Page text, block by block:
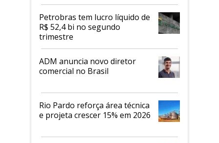
alimentos proteicos
Petrobras tem lucro líquido de
R$ 52,4 bi no segundo
trimestre
ADM anuncia novo diretor
comercial no Brasil
Rio Pardo reforça área técnica
e projeta crescer 15% em 2026